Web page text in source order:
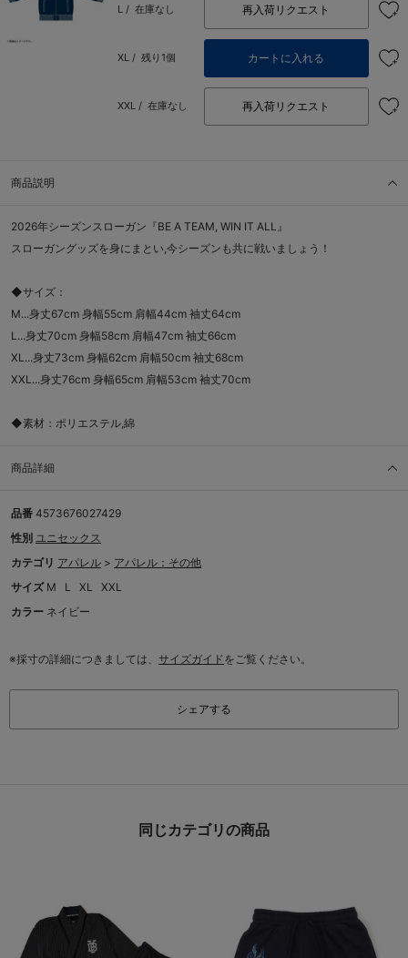
L / 在庫なし 再入荷リクエスト
XL / 残り1個 カートに入れる
XXL / 在庫なし 再入荷リクエスト
商品説明
2026年シーズンスローガン『BE A TEAM, WIN IT ALL』
スローガングッズを身にまとい,今シーズンも共に戦いましょう！
◆サイズ：
M...身丈67cm 身幅55cm 肩幅44cm 袖丈64cm
L...身丈70cm 身幅58cm 肩幅47cm 袖丈66cm
XL...身丈73cm 身幅62cm 肩幅50cm 袖丈68cm
XXL...身丈76cm 身幅65cm 肩幅53cm 袖丈70cm
◆素材：ポリエステル,綿
商品詳細
品番 4573676027429
性別 ユニセックス
カテゴリ アパレル > アパレル：その他
サイズ M L XL
XXL
カラー ネイビー
※採寸の詳細につきましては、 サイズガイドをご覧ください。
シェアする
同じカテゴリの商品